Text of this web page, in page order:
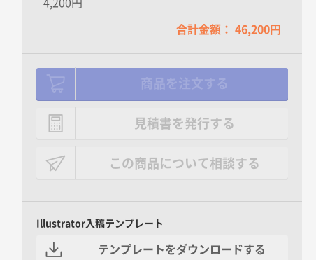
4,200円
合計金額： 46,200円
見積書を発行する
この商品について相談する
Illustrator入稿テンプレート
テンプレートをダウンロードする